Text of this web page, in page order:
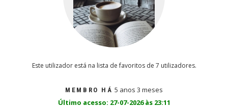
Este utilizador está na lista de favoritos de 7 utilizadores.
MEMBRO HÁ 5 anos 3 meses
Último acesso: 27-07-2026 às 23:11